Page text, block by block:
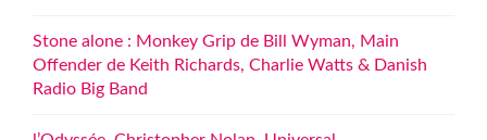
Stone alone : Monkey Grip de Bill Wyman, Main
Offender de Keith Richards, Charlie Watts & Danish
Radio Big Band